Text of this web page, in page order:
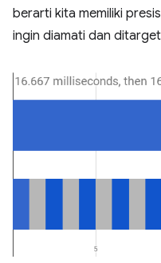
berarti kita memiliki
ingin diamati dan